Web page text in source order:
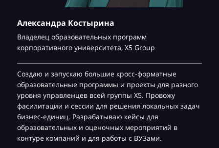
Александра Костырина
Владелец образовательных программ
корпоративного университета, Х5 Group
Создаю и запускаю большие кросс-форматные
образовательные программы и проекты для разного
уровня управленцев всей группы Х5. Провожу
фасилитации и сессии для решения локальных задач
бизнес-единиц. Разрабатываю кейсы для
образовательных и оценочных мероприятий в
контуре компаний и для работы с ВУЗами.